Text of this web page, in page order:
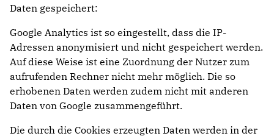
Daten gespeichert:
Google Analytics ist so eingestellt, dass die IP-
Adressen anonymisiert und nicht gespeichert werden.
Auf diese Weise ist eine Zuordnung der Nutzer zum
aufrufenden Rechner nicht mehr möglich. Die so
erhobenen Daten werden zudem nicht mit anderen
Daten von Google zusammengeführt.
Die durch die Cookies erzeugten Daten werden in der